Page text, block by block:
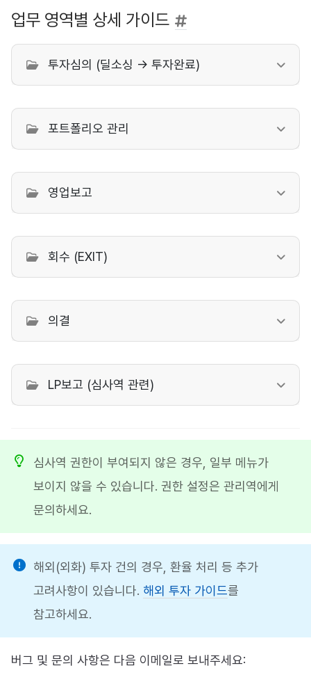
업무 영역별 상세 가이드
투자심의 (딜소싱 → 투자완료)
포트폴리오 관리
영업보고
회수 (EXIT)
의결
LP보고 (심사역 관련)
심사역 권한이 부여되지 않은 경우, 일부 메뉴가
보이지 않을 수 있습니다. 권한 설정은 관리역에게
문의하세요.
해외(외화) 투자 건의 경우, 환율 처리 등 추가
고려사항이 있습니다. 해외 투자 가이드를
참고하세요.
버그 및 문의 사항은 다음 이메일로 보내주세요: